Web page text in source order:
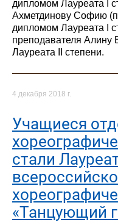
дипломом Лауреата I
Ахметдинову Софию
дипломом Лауреата I
преподавателя Алину
Лауреата II степени.
4 декабря 2018 г.
Учащиеся
стали
«Танцующий